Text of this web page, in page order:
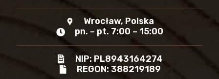
location_pin
Wrocław, Polska
pn. – pt. 7:00 – 15:00
NIP: PL8943164274
REGON: 388219189